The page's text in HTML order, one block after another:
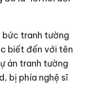
bức tranh tường
biết đến với tên
án tranh tường
bị phía nghệ sĩ